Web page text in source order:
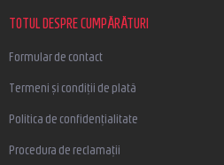
TOTUL DESPRE CUMPĂRĂTURI
Formular de contact
Termeni și condiții de plată
Politica de confidențialitate
Procedura de reclamații